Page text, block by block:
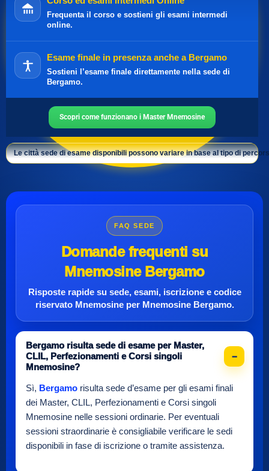
Frequenta il corso e sostieni gli esami intermedi
online.
Esame finale in presenza anche a Bergamo
Sostieni l’esame finale direttamente nella sede di
Bergamo.
Scopri come funzionano i Master Mnemosine
Le città sede di esame disponibili possono variare in base al tipo di
FAQ SEDE
Domande frequenti su
Mnemosine Bergamo
Risposte rapide su sede, esami, iscrizione e codice
riservato Mnemosineper Mnemosine Bergamo.
Bergamo risulta sede di esame per Master,
CLIL, Perfezionamenti e Corsi singoli
Mnemosine?
Sì, Bergamo risulta sede d’esame per gli esami finali
dei Master, CLIL, Perfezionamenti e Corsi singoli
Mnemosine nelle sessioni ordinarie. Per eventuali
sessioni straordinarie è consigliabile verificare le sedi
disponibili in fase di iscrizione o tramite assistenza.